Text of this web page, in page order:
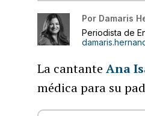
Por Damaris
Periodista de
La cantanteAna
médica para su